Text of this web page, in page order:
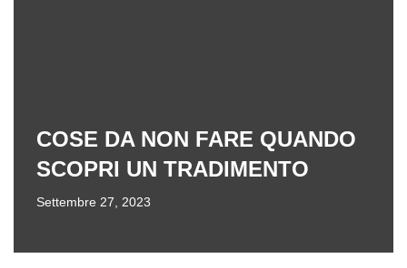
COSE DA NON FARE QUANDO
SCOPRI UN TRADIMENTO
Settembre 27, 2023